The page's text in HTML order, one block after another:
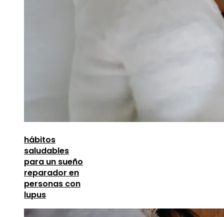
hábitos
saludables
para un sueño
reparador en
personas con
lupus